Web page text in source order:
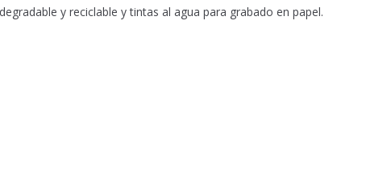
y reciclable y tintas al agua para grabado en papel.